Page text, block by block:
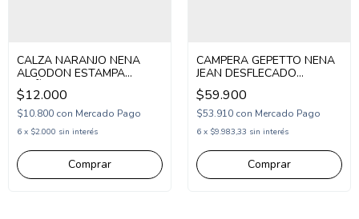
CALZA NARANJO NENA
ALGODON ESTAMPA
MOÑOS (NA264814)
$12.000
$10.800 con Mercado Pago
6 x $2.000 sin interés
Comprar
CAMPERA GEPETTO NENA
JEAN DESFLECADO
(GT285150)
$59.900
$53.910 con Mercado Pago
6 x $9.983,33 sin interés
Comprar